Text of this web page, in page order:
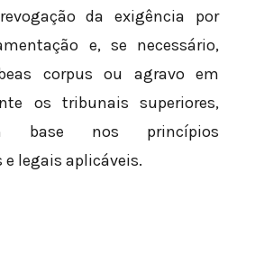
da exigência por
e, se necessário,
corpus ou agravo em
os tribunais superiores,
base nos princípios
legais aplicáveis.